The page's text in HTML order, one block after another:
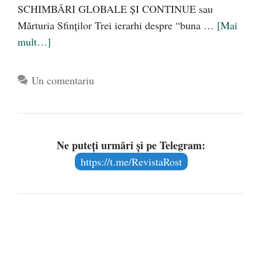
SCHIMBĂRI GLOBALE ŞI CONTINUE sau
Mărturia Sfinţilor Trei ierarhi despre “buna … [Mai
mult…]
Un comentariu
Ne puteți urmări și pe Telegram:
https://t.me/RevistaRost